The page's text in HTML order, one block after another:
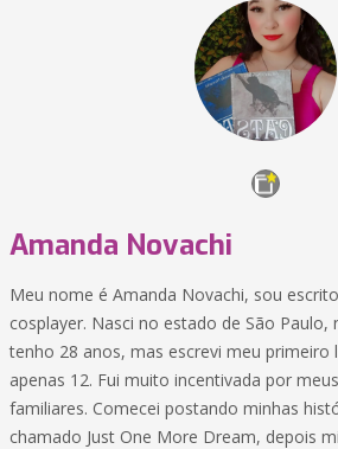
Amanda Novachi
Meu nome é Amanda Novachi, sou
cosplayer. Nasci no estado de São Paulo,
tenho 28 anos, mas escrevi meu primeiro
apenas 12. Fui muito incentivada por
familiares. Comecei postando minhas
chamado Just One More Dream, depois